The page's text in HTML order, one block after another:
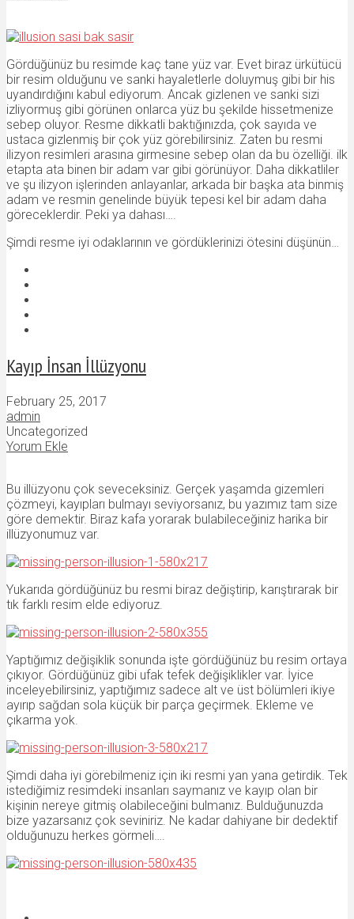
Gördüğünüz bu resimde kaç tane yüz var. Evet biraz ürkütücü
bir resim olduğunu ve sanki hayaletlerle doluymuş gibi bir his
uyandırdığını kabul ediyorum. Ancak gizlenen ve sanki sizi
izliyormuş gibi görünen onlarca yüz bu şekilde hissetmenize
sebep oluyor. Resme dikkatli baktığınızda, çok sayıda ve
ustaca gizlenmiş bir çok yüz görebilirsiniz. Zaten bu resmi
ilizyon resimleri arasına girmesine sebep olan da bu özelliği. ilk
etapta ata binen bir adam var gibi görünüyor. Daha dikkatliler
ve şu ilizyon işlerinden anlayanlar, arkada bir başka ata binmiş
adam ve resmin genelinde büyük tepesi kel bir adam daha
göreceklerdir. Peki ya dahası….
Şimdi resme iyi odaklarının ve gördüklerinizi ötesini düşünün…
Kayıp İnsan İllüzyonu
February 25, 2017
admin
Uncategorized
Yorum Ekle
Bu illüzyonu çok seveceksiniz. Gerçek yaşamda gizemleri
çözmeyi, kayıpları bulmayı seviyorsanız, bu yazımız tam size
göre demektir. Biraz kafa yorarak bulabileceğiniz harika bir
illüzyonumuz var.
Yukarıda gördüğünüz bu resmi biraz değiştirip, karıştırarak bir
tık farklı resim elde ediyoruz.
Yaptığımız değişiklik sonunda işte gördüğünüz bu resim ortaya
çıkıyor. Gördüğünüz gibi ufak tefek değişiklikler var. İyice
inceleyebilirsiniz, yaptığımız sadece alt ve üst bölümleri ikiye
ayırıp sağdan sola küçük bir parça geçirmek. Ekleme ve
çıkarma yok.
Şimdi daha iyi görebilmeniz için iki resmi yan yana getirdik. Tek
istediğimiz resimdeki insanları saymanız ve kayıp olan bir
kişinin nereye gitmiş olabileceğini bulmanız. Bulduğunuzda
bize yazarsanız çok seviniriz. Ne kadar dahiyane bir dedektif
olduğunuzu herkes görmeli….